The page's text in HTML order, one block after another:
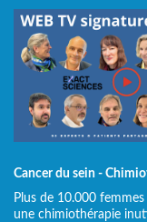
Cancer du sein -
Plus de 10.000
une chimiothérapie